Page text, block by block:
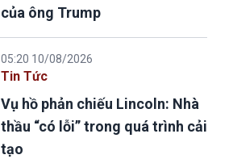
của ông Trump
05:20 10/08/2026
Tin Tức
Vụ hồ phản chiếu Lincoln: Nhà
thầu “có lỗi” trong quá trình cải
tạo